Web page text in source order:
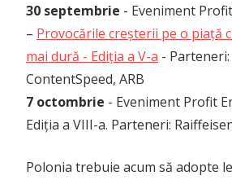
30 septembrie - Eveniment
– Provocările creșterii pe o piață
mai dură - Ediția a V-a - Parteneri:
ContentSpeed, ARB
7 octombrie - Eveniment Profit
Ediția a VIII-a. Parteneri:
Polonia trebuie acum să adopte